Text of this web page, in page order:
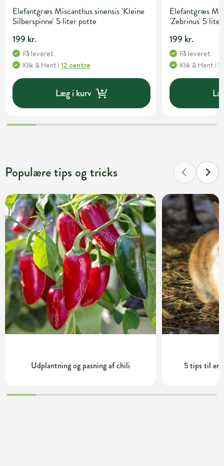
Elefantgræs Miscanthus sinensis 'Kleine
Silberspinne' 5 liter potte
199 kr.
Få leveret
Klik & Hent i 12 centre
Læg i kurv
Elefantgræs
'Zebrinus' 5
199 kr.
Få leveret
Klik & Hent i
Populære tips og tricks
Udplantning og pasning af chili 5 tips til en